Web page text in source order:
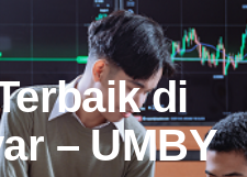
di
– UMBY